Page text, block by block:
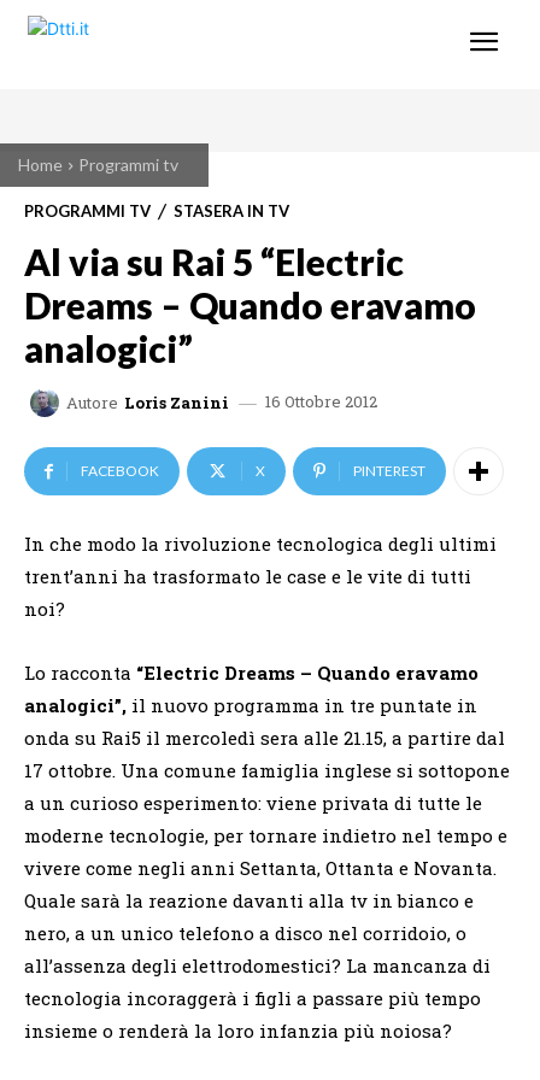
Home Programmi tv
PROGRAMMI TV STASERA IN TV
Al via su Rai 5 “Electric
Dreams – Quando eravamo
analogici”
Autore Loris Zanini 16 Ottobre 2012
FACEBOOK X PINTEREST
In che modo la rivoluzione tecnologica degli ultimi
trent’anni ha trasformato le case e le vite di tutti
noi?
Lo racconta “Electric Dreams – Quando eravamo
analogici”, il nuovo programma in tre puntate in
onda su Rai5 il mercoledì sera alle 21.15, a partire dal
17 ottobre. Una comune famiglia inglese si sottopone
a un curioso esperimento: viene privata di tutte le
moderne tecnologie, per tornare indietro nel tempo e
vivere come negli anni Settanta, Ottanta e Novanta.
Quale sarà la reazione davanti alla tv in bianco e
nero, a un unico telefono a disco nel corridoio, o
all’assenza degli elettrodomestici? La mancanza di
tecnologia incoraggerà i figli a passare più tempo
insieme o renderà la loro infanzia più noiosa?